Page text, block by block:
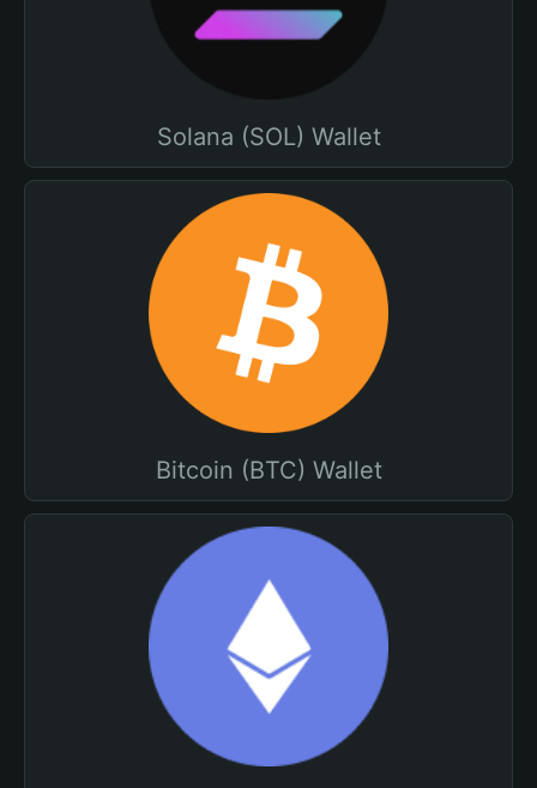
Solana (SOL) Wallet
Bitcoin (BTC) Wallet